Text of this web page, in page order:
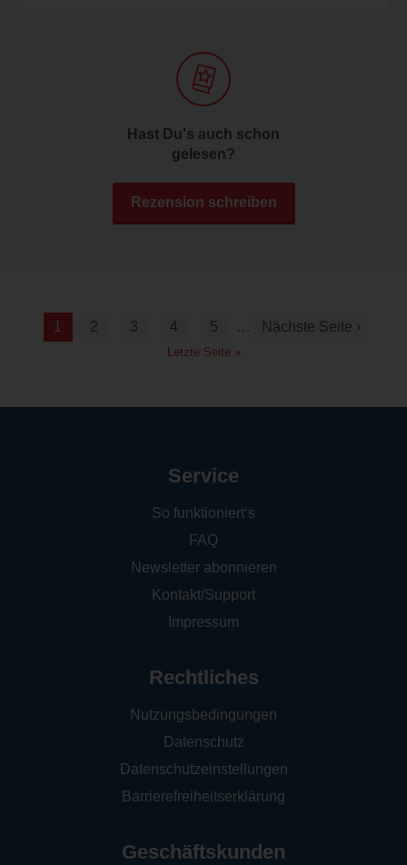
Hast Du's auch schon
gelesen?
Rezension schreiben
1 2 3 4 5 … Nächste Seite ›
Letzte Seite »
Service
So funktioniert‘s
FAQ
Newsletter abonnieren
Kontakt/Support
Impressum
Rechtliches
Nutzungsbedingungen
Datenschutz
Datenschutzeinstellungen
Barrierefreiheitserklärung
Geschäftskunden